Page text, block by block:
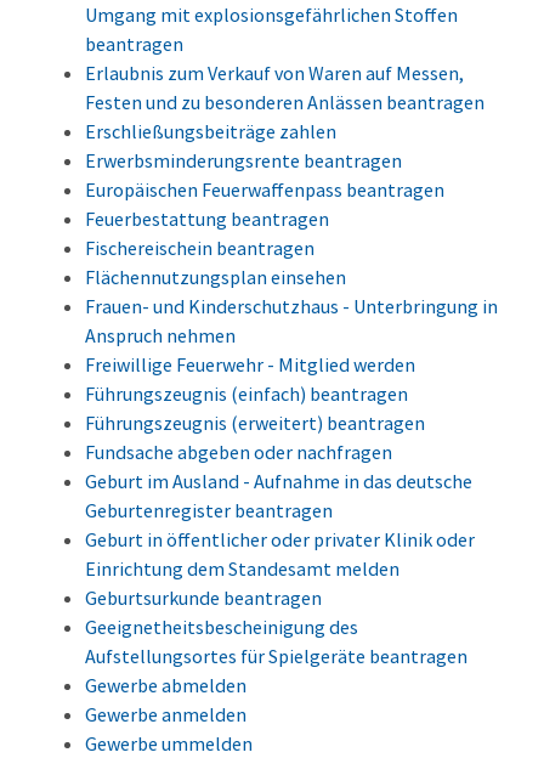
Umgang mit explosionsgefährlichen Stoffen
beantragen
Erlaubnis zum Verkauf von Waren auf Messen,
Festen und zu besonderen Anlässen beantragen
Erschließungsbeiträge zahlen
Erwerbsminderungsrente beantragen
Europäischen Feuerwaffenpass beantragen
Feuerbestattung beantragen
Fischereischein beantragen
Flächennutzungsplan einsehen
Frauen- und Kinderschutzhaus - Unterbringung in
Anspruch nehmen
Freiwillige Feuerwehr - Mitglied werden
Führungszeugnis (einfach) beantragen
Führungszeugnis (erweitert) beantragen
Fundsache abgeben oder nachfragen
Geburt im Ausland - Aufnahme in das deutsche
Geburtenregister beantragen
Geburt in öffentlicher oder privater Klinik oder
Einrichtung dem Standesamt melden
Geburtsurkunde beantragen
Geeignetheitsbescheinigung des
Aufstellungsortes für Spielgeräte beantragen
Gewerbe abmelden
Gewerbe anmelden
Gewerbe ummelden